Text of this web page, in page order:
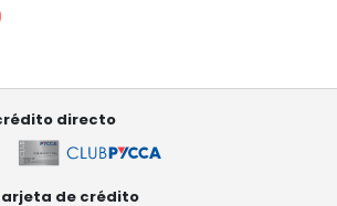
directo
de crédito